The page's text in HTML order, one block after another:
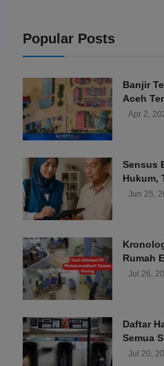
Popular Posts
Banjir
Aceh
Apr 2,
Sensus
Hukum,
Jun 25,
Rumah
Jul 26,
Daftar
Semua
Jul 20,